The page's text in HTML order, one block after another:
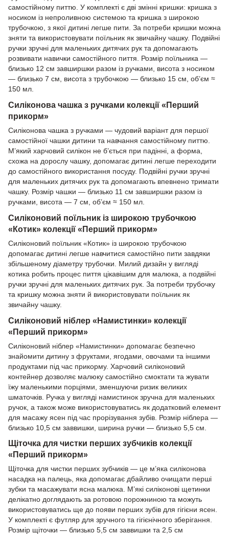
самостійному питтю. У комплекті є дві змінні кришки: кришка з
носиком із непроливною системою та кришка з широкою
трубочкою, з якої дитині легше пити. За потреби кришки можна
зняти та використовувати поїльник як звичайну чашку. Подвійні
ручки зручні для маленьких дитячих рук та допомагають
розвивати навички самостійного пиття. Розмір поїльника —
близько 12 см завширшки разом із ручками, висота з носиком
— близько 7 см, висота з трубочкою — близько 15 см, об’єм ≈
150 мл.
Силіконова чашка з ручками колекції «Перший
прикорм»
Силіконова чашка з ручками — чудовий варіант для першої
самостійної чашки дитини та навчання самостійному питтю.
М’який харчовий силікон не б’ється при падінні, а форма,
схожа на дорослу чашку, допомагає дитині легше переходити
до самостійного використання посуду. Подвійні ручки зручні
для маленьких дитячих рук та допомагають впевнено тримати
чашку. Розмір чашки — близько 11 см завширшки разом із
ручками, висота — 7 см, об’єм ≈ 150 мл.
Силіконовий поїльник із широкою трубочкою
«Котик» колекції «Перший прикорм»
Силіконовий поїльник «Котик» із широкою трубочкою
допомагає дитині легше навчитися самостійно пити завдяки
збільшеному діаметру трубочки. Милий дизайн у вигляді
котика робить процес пиття цікавішим для малюка, а подвійні
ручки зручні для маленьких дитячих рук. За потреби трубочку
та кришку можна зняти й використовувати поїльник як
звичайну чашку.
Силіконовий ніблер «Намистинки» колекції
«Перший прикорм»
Силіконовий ніблер «Намистинки» допомагає безпечно
знайомити дитину з фруктами, ягодами, овочами та іншими
продуктами під час прикорму. Харчовий силіконовий
контейнер дозволяє малюку самостійно смоктати та жувати
їжу маленькими порціями, зменшуючи ризик великих
шматочків. Ручка у вигляді намистинок зручна для маленьких
ручок, а також може використовуватись як додатковий елемент
для масажу ясен під час прорізування зубів. Розмір ніблера —
близько 10,5 см заввишки, ширина ручки — близько 5,5 см.
Щіточка для чистки перших зубчиків колекції
«Перший прикорм»
Щіточка для чистки перших зубчиків — це м’яка силіконова
насадка на палець, яка допомагає дбайливо очищати перші
зубки та масажувати ясна малюка. М’які силіконові щетинки
делікатно доглядають за ротовою порожниною та можуть
використовуватись ще до появи перших зубів для гігієни ясен.
У комплекті є футляр для зручного та гігієнічного зберігання.
Розмір щіточки — близько 5,5 см заввишки та 2,5 см